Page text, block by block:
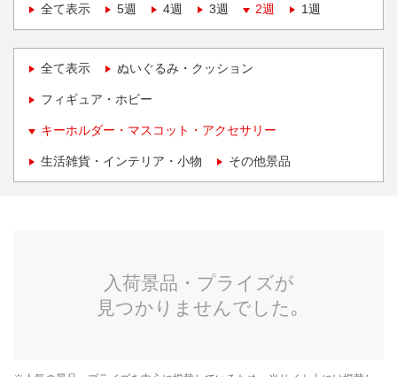
全て表示
5週 4週 3週 2週 1週
全て表示 ぬいぐるみ・クッション
フィギュア・ホビー
キーホルダー・マスコット・アクセサリー
生活雑貨・インテリア・小物 その他景品